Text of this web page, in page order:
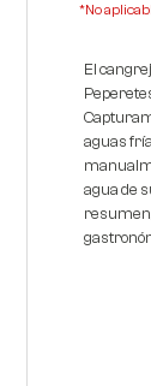
*No
El
aguas
agua de